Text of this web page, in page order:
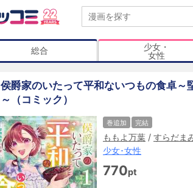
総合
少女・
女性
侯爵家のいたって平和ないつもの食卓～
～（コミック）
巻追加 完結
ももよ万葉 / すらだま
少女･女性
770pt